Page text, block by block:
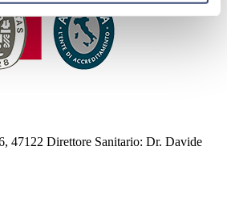
47122 Direttore Sanitario: Dr. Davide